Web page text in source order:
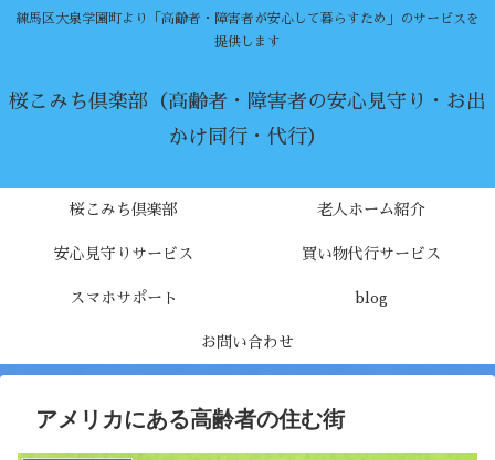
練馬区大泉学園町より「高齢者・障害者が安心して暮らすため」のサービスを
提供します
桜こみち倶楽部（高齢者・障害者の安心見守り・お出
かけ同行・代行）
桜こみち倶楽部 老人ホーム紹介
安心見守りサービス 買い物代行サービス
スマホサポート blog
お問い合わせ
アメリカにある高齢者の住む街